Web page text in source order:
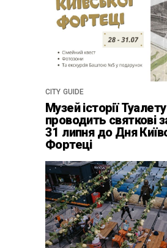
CITY GUIDE
Музей історії Туалету
проводить святкові
31 липня до Дня
Фортеці